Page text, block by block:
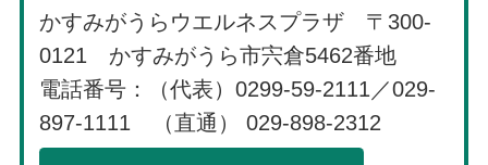
かすみがうらウエルネスプラザ 〒300-
0121 かすみがうら市宍倉5462番地
電話番号：（代表）0299-59-2111／029-
897-1111 （直通） 029-898-2312